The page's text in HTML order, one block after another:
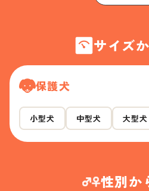
サイズ
保護犬
小型犬 中型犬 大型犬
性別か